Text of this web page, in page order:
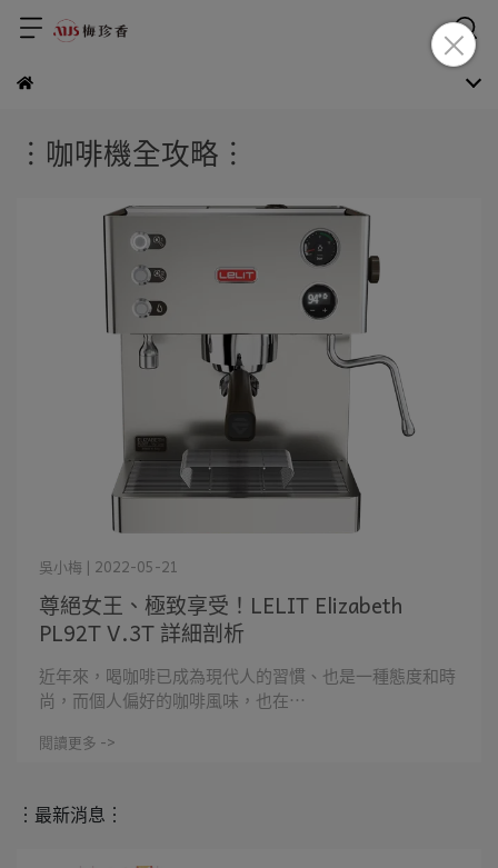
︙咖啡機全攻略︙
尊絕女王、極致享受！LELIT Elizabeth
PL92T V.3T 詳細剖析
吳小梅 | 2022-05-21
近年來，喝咖啡已成為現代人的習慣、也是一種態度和時
尚，而個人偏好的咖啡風味，也在⋯
閱讀更多 ->
︙最新消息︙